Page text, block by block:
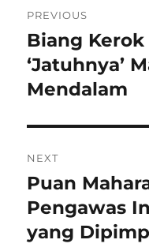
pos
PREVIOUS
Previous
post:
Biang
‘Jatuhnya’
Mendalam
NEXT
Next
post:
Puan
Pengawas
yang